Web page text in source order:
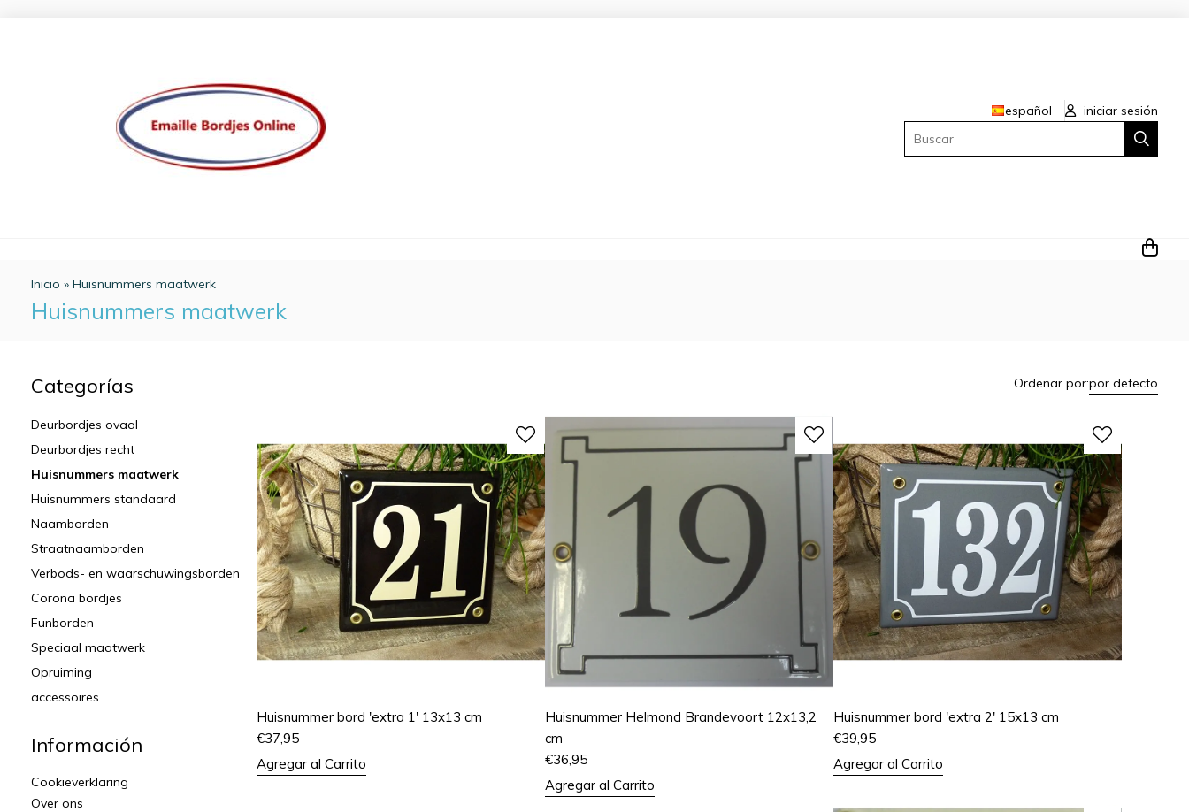
español
iniciar sesión
Inicio » Huisnummers maatwerk
Huisnummers maatwerk
Categorías
Deurbordjes ovaal
Deurbordjes recht
Huisnummers maatwerk
Huisnummers standaard
Naamborden
Straatnaamborden
Verbods- en waarschuwingsborden
Corona bordjes
Funborden
Speciaal maatwerk
Opruiming
accessoires
Información
Cookieverklaring
Over ons
Ordenar por:por defecto
Huisnummer bord 'extra 1' 13x13 cm
€37,95
Agregar al Carrito
Huisnummer Helmond Brandevoort 12x13,2
cm
€36,95
Agregar al Carrito
Huisnummer bord 'extra 2' 15x13 cm
€39,95
Agregar al Carrito